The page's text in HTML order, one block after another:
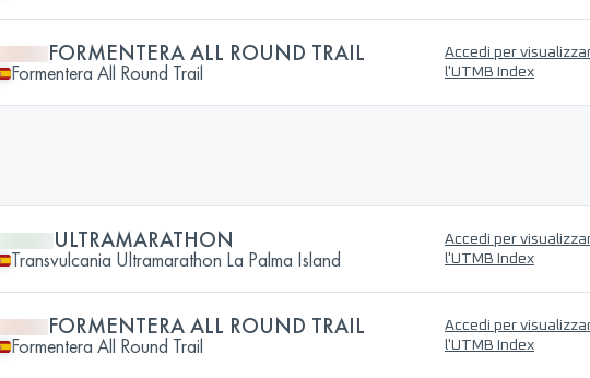
FORMENTERA ALL ROUND TRAIL
Formentera All Round Trail
Accedi per
l'UTMB Index
ULTRAMARATHON
Transvulcania Ultramarathon La Palma Island
Accedi per
l'UTMB Index
FORMENTERA ALL ROUND TRAIL
Formentera All Round Trail
Accedi per
l'UTMB Index